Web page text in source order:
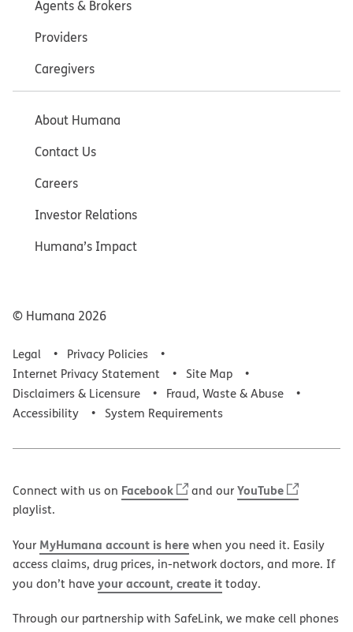
Agents & Brokers
Providers
Caregivers
About Humana
Contact Us
Careers
Investor Relations
Humana’s Impact
© Humana 2026
Legal
Privacy Policies
Internet Privacy Statement
Site Map
Disclaimers & Licensure
Fraud, Waste & Abuse
Accessibility
System Requirements
Connect with us on Facebook and ourYouTube
playlist.
Your MyHumana account is herewhen you need it. Easily
access claims, drug prices, in-network doctors, and more. If
you don’t haveyour account, create ittoday.
Through our partnership with SafeLink, we make cell phones